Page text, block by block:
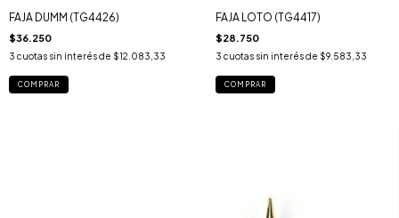
FAJA DUMM (TG4426)
$36.250
3 cuotas sin interés de $12.083,33
COMPRAR
FAJA LOTO (TG4417)
$28.750
3 cuotas sin interés de $9.583,33
COMPRAR